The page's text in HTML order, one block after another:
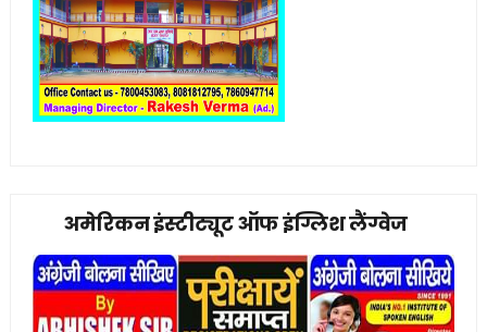
अमेरिकन इंस्टीट्यूट ऑफ इंग्लिश लैंग्वेज